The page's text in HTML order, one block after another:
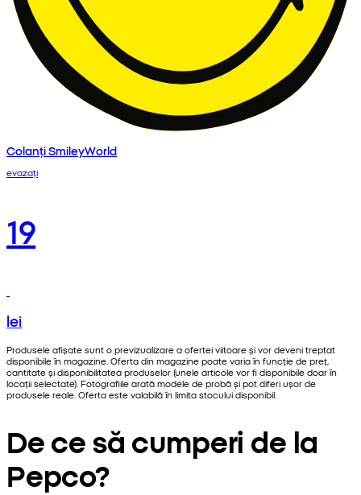
Colanți SmileyWorld
evazați
19
lei
Produsele afișate sunt o previzualizare a ofertei viitoare și vor deveni treptat
disponibile în magazine. Oferta din magazine poate varia în funcție de preț,
cantitate și disponibilitatea produselor (unele articole vor fi disponibile doar în
locații selectate). Fotografiile arată modele de probă și pot diferi ușor de
produsele reale. Oferta este valabilă în limita stocului disponibil.
De ce să cumperi de la
Pepco?